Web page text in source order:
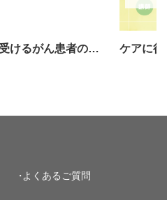
知っておきたい化学療法を受けるがん患者のケア ケアに役
よくあるご質問